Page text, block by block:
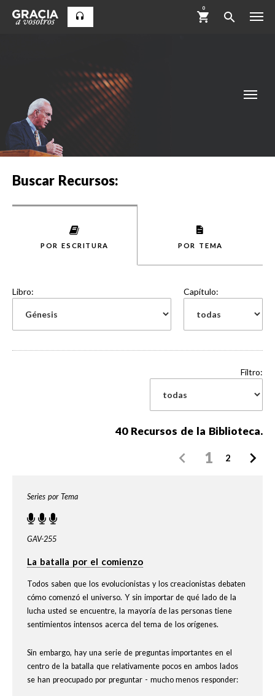
0
Buscar Recursos:
POR ESCRITURA POR TEMA
Libro: Capítulo:
Filtro:
40Recursos de la Biblioteca.
1 2
Series por Tema
GAV-255
La batalla por el comienzo
Todos saben que los evolucionistas y los creacionistas debaten
cómo comenzó el universo. Y sin importar de qué lado de la
lucha usted se encuentre, la mayoría de las personas tiene
sentimientos intensos acerca del tema de los orígenes.
Sin embargo, hay una serie de preguntas importantes en el
centro de la batalla que relativamente pocos en ambos lados
se han preocupado por preguntar - mucho menos responder: